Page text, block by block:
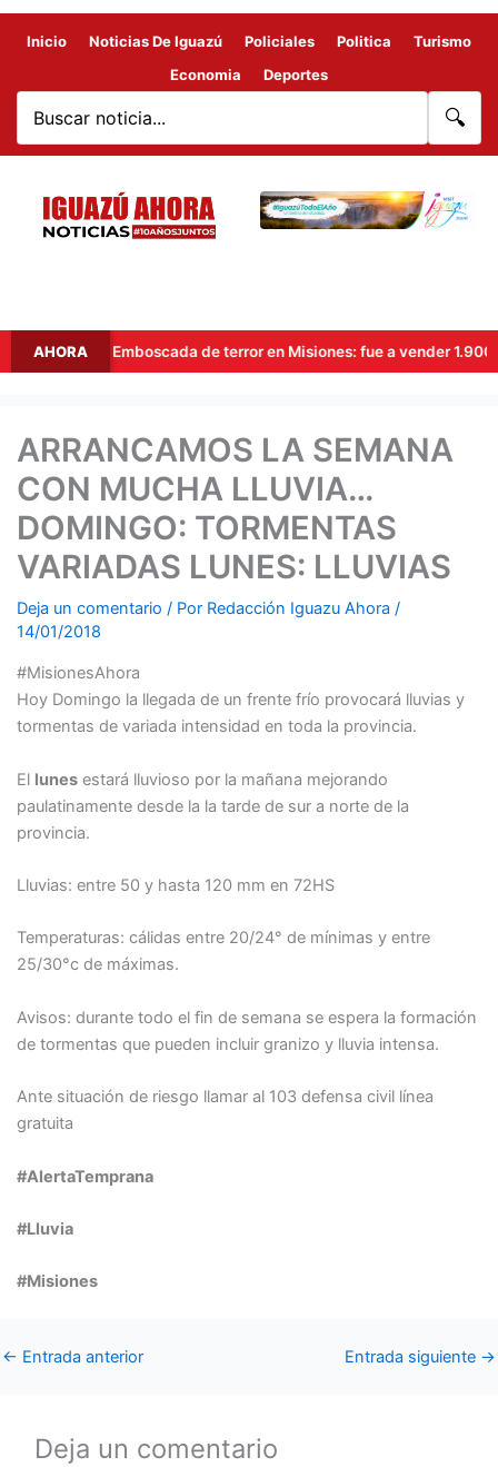
Inicio Noticias De Iguazú Policiales Politica
Turismo
Economia
Deportes
🔍
AHORAEmboscada de terror en Misiones: fue a vender 1.900
ARRANCAMOS LA SEMANA
CON MUCHA LLUVIA…
DOMINGO: TORMENTAS
VARIADAS LUNES: LLUVIAS
Deja un comentario / Por Redacción Iguazu Ahora /
14/01/2018
#MisionesAhora
Hoy Domingo la llegada de un frente frío provocará lluvias y
tormentas de variada intensidad en toda la provincia.
El lunesestará lluvioso por la mañana mejorando
paulatinamente desde la la tarde de sur a norte de la
provincia.
Lluvias: entre 50 y hasta 120 mm en 72HS
Temperaturas: cálidas entre 20/24° de mínimas y entre
25/30°c de máximas.
Avisos: durante todo el fin de semana se espera la formación
de tormentas que pueden incluir granizo y lluvia intensa.
Ante situación de riesgo llamar al 103 defensa civil línea
gratuita
#AlertaTemprana
#Lluvia
#Misiones
← Entrada anterior Entrada siguiente →
Deja un comentario